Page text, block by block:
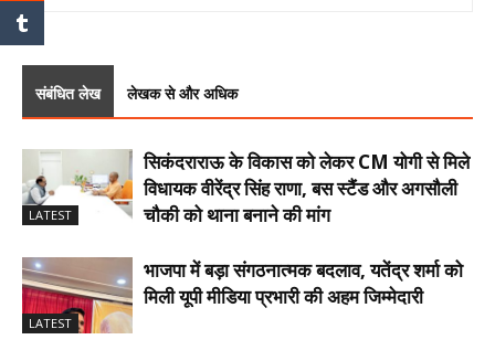
संबंधित लेख लेखक से और अधिक
LATEST
सिकंदराराऊ के विकास को लेकर CM योगी से मिले
विधायक वीरेंद्र सिंह राणा, बस स्टैंड और अगसौली
चौकी को थाना बनाने की मांग
LATEST
भाजपा में बड़ा संगठनात्मक बदलाव, यतेंद्र शर्मा को
मिली यूपी मीडिया प्रभारी की अहम जिम्मेदारी